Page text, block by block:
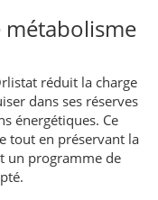
métabolisme
réduit la charge
dans ses réserves
énergétiques. Ce
tout en préservant la
un programme de